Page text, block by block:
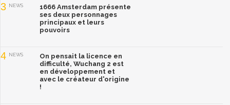
3 NEWS
1666 Amsterdam présente
ses deux personnages
principaux et leurs
pouvoirs
4 NEWS
On pensait la licence en
difficulté, Wuchang 2 est
en développement et
avec le créateur d'origine
!